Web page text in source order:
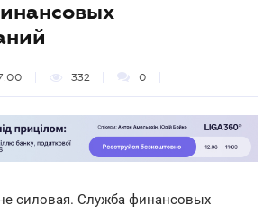
332 0
силовая. Служба финансовых